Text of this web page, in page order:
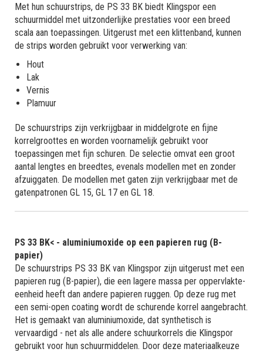
Met hun schuurstrips, de PS 33 BK biedt Klingspor een
schuurmiddel met uitzonderlijke prestaties voor een breed
scala aan toepassingen. Uitgerust met een klittenband, kunnen
de strips worden gebruikt voor verwerking van:
Hout
Lak
Vernis
Plamuur
De schuurstrips zijn verkrijgbaar in middelgrote en fijne
korrelgroottes en worden voornamelijk gebruikt voor
toepassingen met fijn schuren. De selectie omvat een groot
aantal lengtes en breedtes, evenals modellen met en zonder
afzuiggaten. De modellen met gaten zijn verkrijgbaar met de
gatenpatronen GL 15, GL 17 en GL 18.
PS 33 BK< - aluminiumoxide op een papieren rug (B-
papier)
De schuurstrips PS 33 BK van Klingspor zijn uitgerust met een
papieren rug (B-papier), die een lagere massa per oppervlakte-
eenheid heeft dan andere papieren ruggen. Op deze rug met
een semi-open coating wordt de schurende korrel aangebracht.
Het is gemaakt van aluminiumoxide, dat synthetisch is
vervaardigd - net als alle andere schuurkorrels die Klingspor
gebruikt voor hun schuurmiddelen. Door deze materiaalkeuze